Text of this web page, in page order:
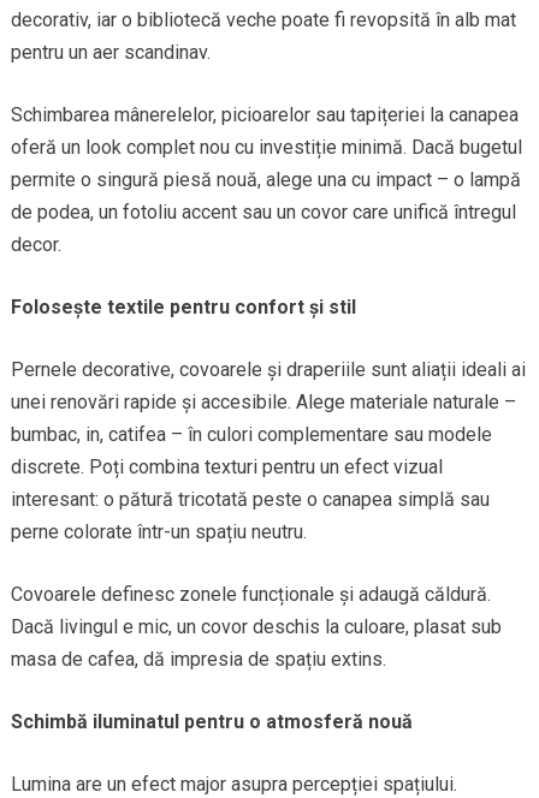
decorativ, iar o bibliotecă veche poate fi revopsită în alb mat
pentru un aer scandinav.
Schimbarea mânerelelor, picioarelor sau tapițeriei la canapea
oferă un look complet nou cu investiție minimă. Dacă bugetul
permite o singură piesă nouă, alege una cu impact – o lampă
de podea, un fotoliu accent sau un covor care unifică întregul
decor.
Folosește textile pentru confort și stil
Pernele decorative, covoarele și draperiile sunt aliații ideali ai
unei renovări rapide și accesibile. Alege materiale naturale –
bumbac, in, catifea – în culori complementare sau modele
discrete. Poți combina texturi pentru un efect vizual
interesant: o pătură tricotată peste o canapea simplă sau
perne colorate într-un spațiu neutru.
Covoarele definesc zonele funcționale și adaugă căldură.
Dacă livingul e mic, un covor deschis la culoare, plasat sub
masa de cafea, dă impresia de spațiu extins.
Schimbă iluminatul pentru o atmosferă nouă
Lumina are un efect major asupra percepției spațiului.